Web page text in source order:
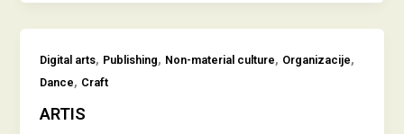
Digital arts, Publishing, Non-material culture, Organizacije,
Dance, Craft
ARTIS